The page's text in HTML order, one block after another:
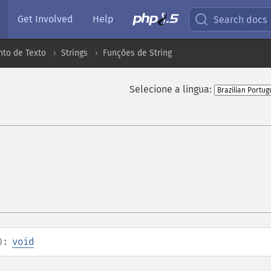
Get Involved Help Search docs
de Texto Strings Funções de String
Selecione a língua:
void